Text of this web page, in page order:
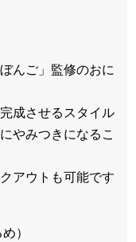
んご」監修のおに
成させるスタイル
やみつきになるこ
アウトも可能です
）